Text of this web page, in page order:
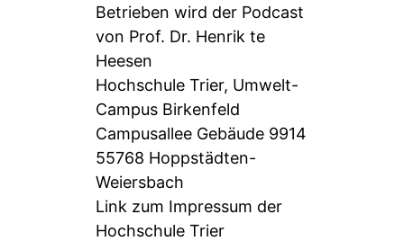
Betrieben wird der Podcast
von Prof. Dr. Henrik te
Heesen
Hochschule Trier, Umwelt-
Campus Birkenfeld
Campusallee Gebäude 9914
55768 Hoppstädten-
Weiersbach
Link zum Impressum der
Hochschule Trier